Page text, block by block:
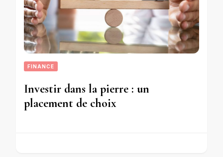
FINANCE
Investir dans la pierre : un
placement de choix